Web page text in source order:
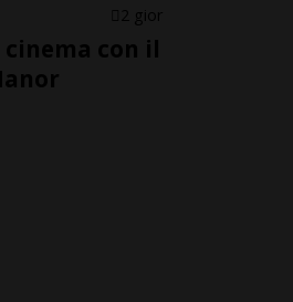
2 gior
con il